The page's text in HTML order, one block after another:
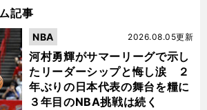
記事
河村勇輝がサマーリーグで示し
たリーダーシップと悔し涙 ２
年ぶりの日本代表の舞台を糧に
３年目のNBA挑戦は続く
2026.08.05更新
NBA